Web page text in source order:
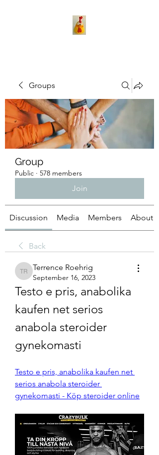
Groups
Group
Public · 578 members
Join
Discussion Media Members About
Back
Terrence Roehrig
Terrence Roehrig
September 16, 2023
Testo e pris, anabolika
kaufen net serios
anabola steroider
gynekomasti
Testo e pris, anabolika kaufen net
serios anabola steroider
gynekomasti - Köp steroider online